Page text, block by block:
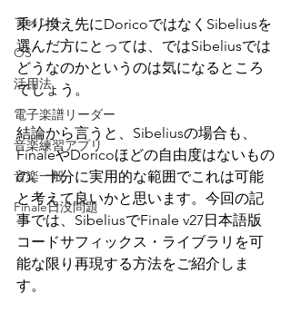
フォント
OS
活用法
電子楽譜リーダー
音楽練習アプリ
音楽一般
Finale日没問題
乗り換え先にDoricoではなくSibeliusを
選んだ方にとっては、ではSibeliusでは
どうなのかというのは気になるところ
でしょう。
結論から言うと、Sibeliusの場合も、
FinaleやDoricoほどの自由度はないもの
の、十分に実用的な範囲でこれは可能
と考えて良いかと思います。今回の記
事では、SibeliusでFinale v27日本語版
コードサフィックス・ライブラリを可
能な限り再現する方法をご紹介しま
す。